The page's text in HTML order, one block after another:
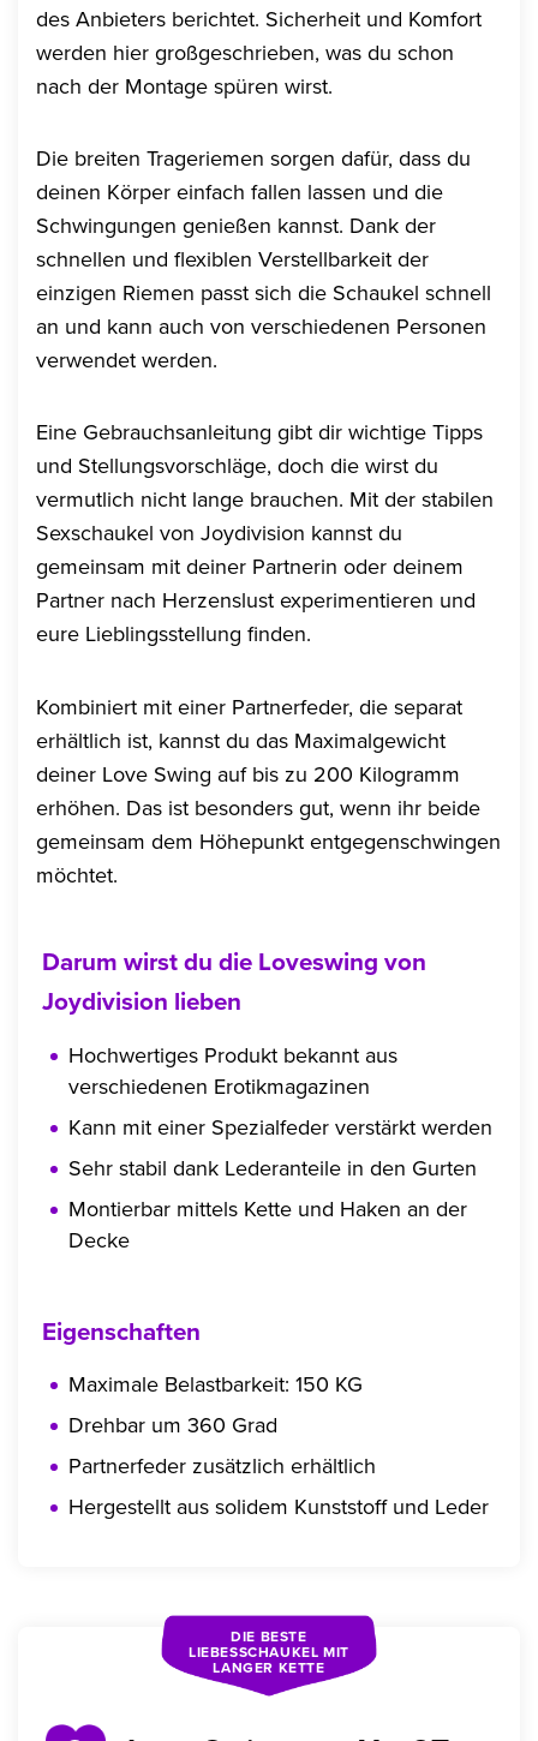
des Anbieters berichtet. Sicherheit und Komfort
werden hier großgeschrieben, was du schon
nach der Montage spüren wirst.
Die breiten Trageriemen sorgen dafür, dass du
deinen Körper einfach fallen lassen und die
Schwingungen genießen kannst. Dank der
schnellen und flexiblen Verstellbarkeit der
einzigen Riemen passt sich die Schaukel schnell
an und kann auch von verschiedenen Personen
verwendet werden.
Eine Gebrauchsanleitung gibt dir wichtige Tipps
und Stellungsvorschläge, doch die wirst du
vermutlich nicht lange brauchen. Mit der stabilen
Sexschaukel von Joydivision kannst du
gemeinsam mit deiner Partnerin oder deinem
Partner nach Herzenslust experimentieren und
eure Lieblingsstellung finden.
Kombiniert mit einer Partnerfeder, die separat
erhältlich ist, kannst du das Maximalgewicht
deiner Love Swing auf bis zu 200 Kilogramm
erhöhen. Das ist besonders gut, wenn ihr beide
gemeinsam dem Höhepunkt entgegenschwingen
möchtet.
Darum wirst du die Loveswing von
Joydivision lieben
Hochwertiges Produkt bekannt aus
verschiedenen Erotikmagazinen
Kann mit einer Spezialfeder verstärkt werden
Sehr stabil dank Lederanteile in den Gurten
Montierbar mittels Kette und Haken an der
Decke
Eigenschaften
Maximale Belastbarkeit: 150 KG
Drehbar um 360 Grad
Partnerfeder zusätzlich erhältlich
Hergestellt aus solidem Kunststoff und Leder
DIE BESTE
LIEBESSCHAUKEL MIT
LANGER KETTE